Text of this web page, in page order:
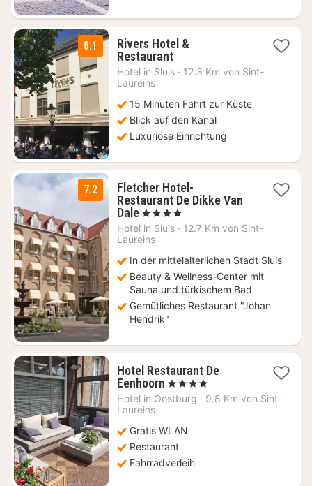
8.1
Rivers Hotel &
Restaurant1
Nacht
€
Hotel in Sluis · 12.3 Km von Sint-
Laureins
15 Minuten Fahrt zur Küste
Blick auf den Kanal
Luxuriöse Einrichtung
7.2
Fletcher Hotel-
Restaurant De Dikke Van
Dale1
Nacht
ab
€
, 4 Sterne
Hotel in Sluis · 12.7 Km von Sint-
Laureins
In der mittelalterlichen Stadt Sluis
Beauty & Wellness-Center mit
Sauna und türkischem Bad
Gemütliches Restaurant "Johan
Hendrik"
Hotel Restaurant De
Eenhoorn 1
Nacht
€
, 4 Sterne
Hotel in Oostburg · 9.8 Km von Sint-
Laureins
Gratis WLAN
Restaurant
Fahrradverleih